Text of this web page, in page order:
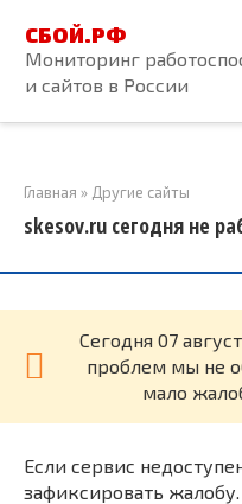
контенту
СБОЙ.РФ
Мониторинг
и сайтов в России
Главная » Другие сайты
skesov.ru сегодня не
Cегодня 07
проблем мы не
мало
Если сервис
зафиксировать жалобу.